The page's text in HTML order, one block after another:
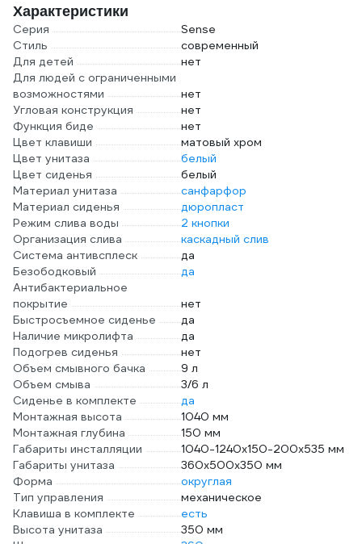
Характеристики
Серия
Sense
Стиль
современный
Для детей
нет
Для людей с ограниченными
возможностями
нет
Угловая конструкция
нет
Функция биде
нет
Цвет клавиши
матовый хром
Цвет унитаза
белый
Цвет сиденья
белый
Материал унитаза
санфарфор
Материал сиденья
дюропласт
Режим слива воды
2 кнопки
Организация слива
каскадный слив
Система антивсплеск
да
Безободковый
да
Антибактериальное
покрытие
нет
Быстросъемное сиденье
да
Наличие микролифта
да
Подогрев сиденья
нет
Объем смывного бачка
9 л
Объем смыва
3/6 л
Сиденье в комплекте
да
Монтажная высота
1040 мм
Монтажная глубина
150 мм
Габариты инсталляции
1040-1240х150-200х535 мм
Габариты унитаза
360х500х350 мм
Форма
округлая
Тип управления
механическое
Клавиша в комплекте
есть
Высота унитаза
350 мм